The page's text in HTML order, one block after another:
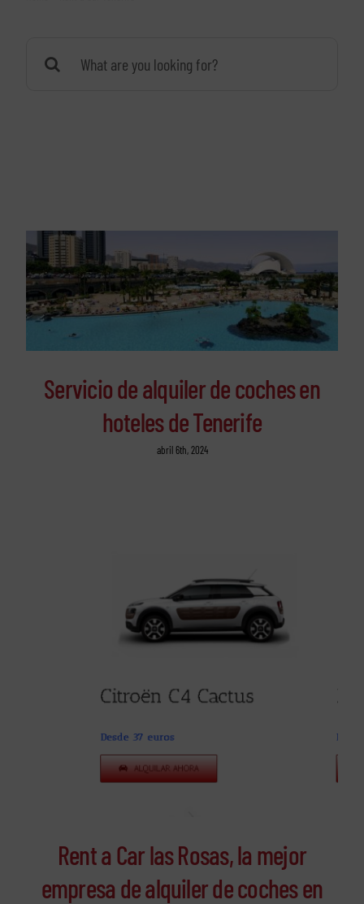
Servicio de alquiler de coches en
hoteles de Tenerife
abril 6th, 2024
Rent a Car las Rosas, la mejor
empresa de alquiler de coches en